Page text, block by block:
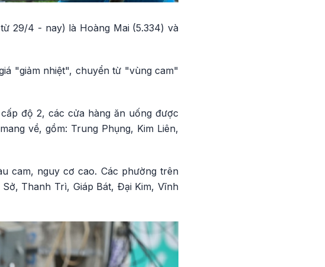
29/4 - nay) là Hoàng Mai (5.334) và
"giảm nhiệt", chuyển từ "vùng cam"
độ 2, các cửa hàng ăn uống được
về, gồm: Trung Phụng, Kim Liên,
cam, nguy cơ cao. Các phường trên
Thanh Trì, Giáp Bát, Đại Kim, Vĩnh